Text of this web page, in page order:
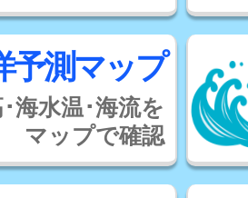
予測マップ
海水温･海流を
マップで確認